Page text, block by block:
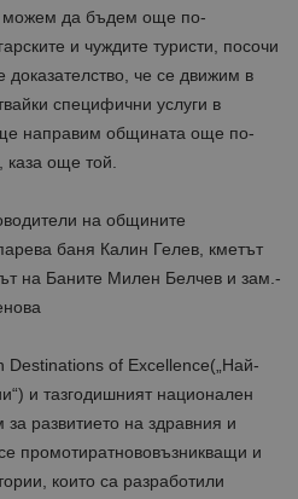
можем да бъдем още по-
и чуждите туристи, посочи
че се движим в
специфични услуги в
направим общината още по-
още той.
на общините
баня Калин Гелев, кметът
на Баните Милен Белчев и зам.-
Destinations of Excellence(„Най-
и тазгодишният национален
развитието на здравния и
промотиратнововъзникващи и
които са разработили